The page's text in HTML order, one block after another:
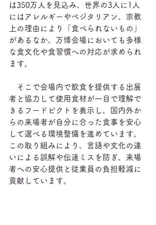
は350万人を見込み、世界の3人に1人
にはアレルギーやベジタリアン、宗教
上の理由により「食べられないもの」
があるなか、万博会場においても多様
な食文化や食習慣への対応が求められ
ます。
そこで会場内で飲食を提供する出展
者と協力して使用食材が一目で理解で
きるフードピクトを表示し、国内外か
らの来場者が自分に合った食事を安心
して選べる環境整備を進めています。
この取り組みにより、言語や文化の違
いによる誤解や伝達ミスを防ぎ、来場
者への安心提供と従業員の負担軽減に
貢献しています。